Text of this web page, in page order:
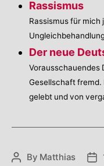
Rassismus
Rassismus für mich
Der neue
Vorausschauendes
Gesellschaft fremd.
gelebt und von
PostBy Matthias